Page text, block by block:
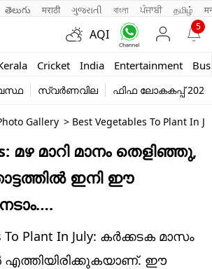
తెలుగు मराठी ગુજરાતી বাংলা ਪੰਜਾਬੀ தமிழ்
AQI
5
Cricket India Entertainment
സ്വർണവില ഫിഫ ലോകകപ്പ് 2026
Gallery > Best Vegetables To Plant In
മഴ മാറി മാനം തെളിഞ്ഞു,
ഇനി ഈ
To Plant In July: കർക്കടക മാസം
എത്തിയിരിക്കുകയാണ്. ഈ